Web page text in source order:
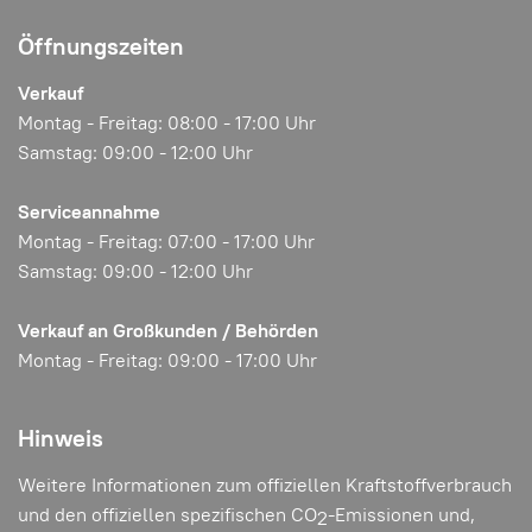
Öffnungszeiten
Verkauf
Montag - Freitag: 08:00 - 17:00 Uhr
Samstag: 09:00 - 12:00 Uhr
Serviceannahme
Montag - Freitag: 07:00 - 17:00 Uhr
Samstag: 09:00 - 12:00 Uhr
Verkauf an Großkunden / Behörden
Montag - Freitag: 09:00 - 17:00 Uhr
Hinweis
Weitere Informationen zum offiziellen Kraftstoffverbrauch
und den offiziellen spezifischen CO2-Emissionen und,